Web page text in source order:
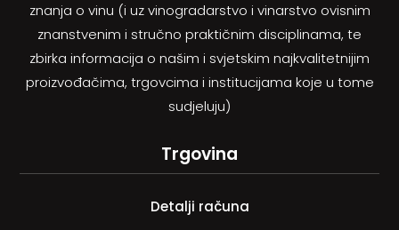
znanja o vinu (i uz vinogradarstvo i vinarstvo ovisnim
znanstvenim i stručno praktičnim disciplinama, te
zbirka informacija o našim i svjetskim najkvalitetnijim
proizvođačima, trgovcima i institucijama koje u tome
sudjeluju)
Trgovina
Detalji računa